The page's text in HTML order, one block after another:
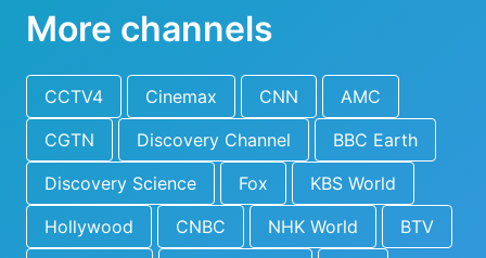
More channels
CCTV4 Cinemax CNN
AMC
CGTN
Discovery Channel
BBC Earth
Discovery Science
Fox
KBS World
Hollywood
CNBC NHK World
BTV